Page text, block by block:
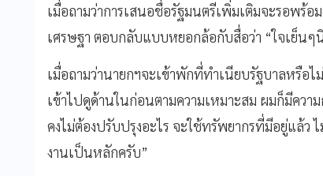
เมื่อถามว่าการเสนอชื่อรัฐมนตรีเพิ่มเติมจะรอพร้
เศรษฐา ตอบกลับแบบหยอกล้อกับสื่อว่า “ใจเย็นๆ
เมื่อถามว่านายกฯจะเข้าพักที่ทำเนียบรัฐบาลหรือไ
เข้าไปดูด้านในก่อนตามความเหมาะสม ผมก็มีคว
คงไม่ต้องปรับปรุงอะไร จะใช้ทรัพยากรที่มีอยู่แล้ว
งานเป็นหลักครับ”